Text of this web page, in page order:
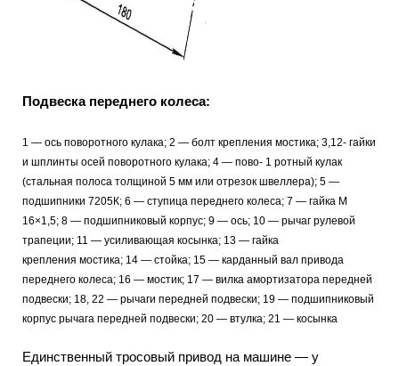
Подвеска переднего колеса:
1 — ось поворотного кулака; 2 — болт крепления мостика; 3,12- гайки
и шплинты осей поворотного кулака; 4 — пово- 1 ротный кулак
(стальная полоса толщиной 5 мм или отрезок швеллера); 5 —
подшипники 7205К; 6 — ступица переднего колеса; 7 — гайка М
16×1,5; 8 — подшипниковый корпус; 9 — ось; 10 — рычаг рулевой
трапеции; 11 — усиливающая косынка; 13 — гайка
крепления мостика; 14 — стойка; 15 — карданный вал привода
переднего колеса; 16 — мостик; 17 — вилка амортизатора передней
подвески; 18, 22 — рычаги передней подвески; 19 — подшипниковый
корпус рычага передней подвески; 20 — втулка; 21 — косынка
Единственный тросовый привод на машине — у